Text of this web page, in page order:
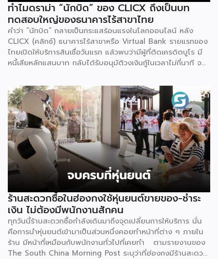
ทำไมดราม่า “นักบิด” ของ CLICX ถึงเป็นบท
ทดสอบใหญ่ของธนาคารไร้สาขาไทย
คำว่า “นักบิด” กลายเป็นกระแสร้อนแรงในโลกออนไลน์ หลัง
CLICX (คลิกซ์) ธนาคารไร้สาขาหรือ Virtual Bank รายแรกของ
ไทยเปิดให้บริการสินเชื่อวันแรก แล้วพบว่ามีผู้ที่ติดเครดิตบูโร มี
หนี้เสียหลักแสนบาท กลับได้รับอนุมัติวงเงินกู้ในเวลาไม่กี่นาที จน
ผู้สมัครที่มีประวัติการเงินดีบางรายกลับถูกระบบปฏิเสธ
เหตุการณ์นี้ไม่ใช่แค่ดราม่าบนโลกออนไลน์เท่านั้น แต่เป็นกรณี
ศึกษาที่สะท้อนธรรมชาติของโมเดลธุรกิจใหม่ที่กำลังจะเปลี่ยน
โครงสร้างการเงินไทย นั่นคือ Virtual Bank ซึ่งผู้ประกอบการ
SME ควรทำความเข้าใจให้ลึกกว่าพาดหัวข่าว เพราะทั้งโอกาส และ
ความเสี่ยงที่เกิดขึ้นล้วนเกี่ยวข้องกับการเข้าถึงแหล่งทุนของธุรกิจ
รายย่อยโดยตรง ก่อนอื่นมาทำความเข้าใจกันก่อนว่า Virtual
Bank คืออะไร ต่างจากธนาคารเดิมตรงไหน คำตอบเรื่องนี้
อธิบายให้เข้าใจว่านี่ คือธนาคารที่ได้รับใบอนุญาตเต็มรูปแบบจาก
ธนาคารแห่งประเทศไทย (ธปท.) เหมือนธนาคารพาณิชย์ทั่วไปทุก
ประการ ต่างกันที่ไม่มีหน้าสาขาให้เดินเข้าไปทำธุรกรรม ทุกอย่าง
ตั้งแต่เปิดบัญชี ฝาก-ถอน โอนเงิน ไปจนถึงขอสินเชื่อ จะทำผ่าน
แอปพลิเคชันทั้งหมด จุดนี้คือสิ่งที่ทำให้ Virtual Bank ต่าง
จาก Mobile Banking ของธนาคารทั่วไปที่เราคุ้นเคย เพราะ
Mobile […]
ร้านสะดวกซื้อในฮ่องกงใช้หุ่นยนต์ขายของ-ชำระ
เงิน ไม่ต้องมีพนักงานสักคน
ทุกวันนี้ร้านสะดวกซื้อกำลังเดินมาถึงจุดเปลี่ยนการให้บริการ นั่น
คือการนำหุ่นยนต์เข้ามาเป็นส่วนหนึ่งคอยทำหน้าที่ต่าง ๆ ภายใน
ร้าน มีหน้าที่เหมือนกับพนักงานทั่วไปที่เคยทำ ตามรายงานของ
The South China Morning Post ระบุว่าที่ฮ่องกงมีร้านสะดวก